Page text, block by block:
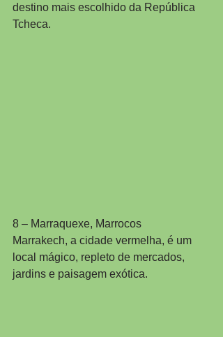
destino mais escolhido da República
Tcheca.
8 – Marraquexe, Marrocos
Marrakech, a cidade vermelha, é um
local mágico, repleto de mercados,
jardins e paisagem exótica.